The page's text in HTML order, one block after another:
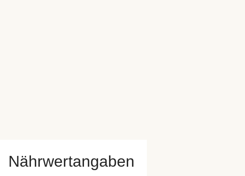
Nährwertangaben